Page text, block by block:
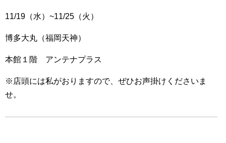
11/19（水）~11/25（火）
博多大丸（福岡天神）
本館１階 アンテナプラス
※店頭には私がおりますので、ぜひお声掛けくださいま
せ。